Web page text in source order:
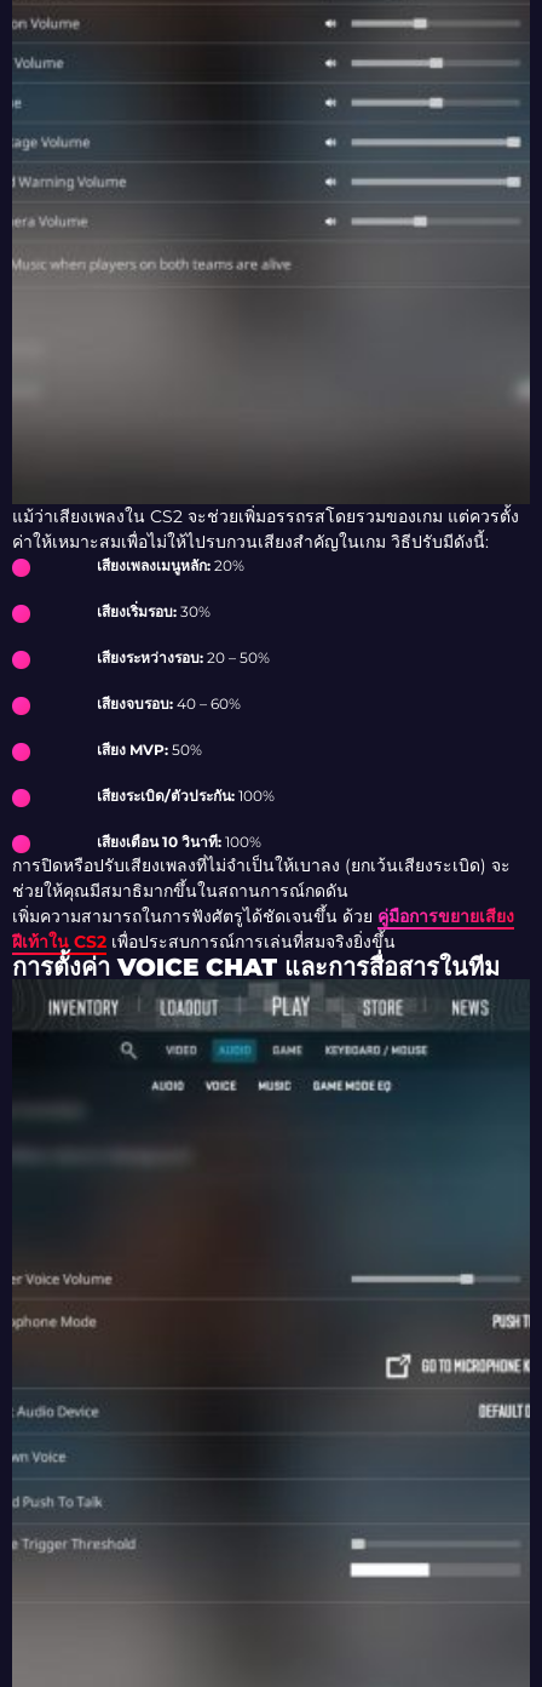
แม้ว่าเสียงเพลงใน CS2 จะช่วยเพิ่มอรรถรสโดยรวมของเกม แต่ควรตั้ง
ค่าให้เหมาะสมเพื่อไม่ให้ไปรบกวนเสียงสำคัญในเกม วิธีปรับมีดังนี้:
เสียงเพลงเมนูหลัก: 20%
เสียงเริ่มรอบ: 30%
เสียงระหว่างรอบ: 20 – 50%
เสียงจบรอบ: 40 – 60%
เสียง MVP: 50%
เสียงระเบิด/ตัวประกัน: 100%
เสียงเตือน 10 วินาที: 100%
การปิดหรือปรับเสียงเพลงที่ไม่จำเป็นให้เบาลง (ยกเว้นเสียงระเบิด) จะ
ช่วยให้คุณมีสมาธิมากขึ้นในสถานการณ์กดดัน
เพิ่มความสามารถในการฟังศัตรูได้ชัดเจนขึ้น ด้วย คู่มือการขยายเสียง
ฝีเท้าใน CS2 เพื่อประสบการณ์การเล่นที่สมจริงยิ่งขึ้น
การตั้งค่า VOICE CHAT และการสื่อสารในทีม